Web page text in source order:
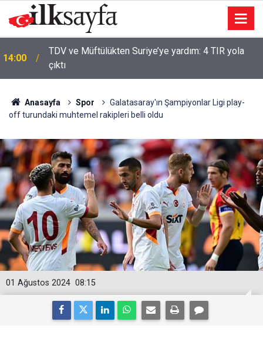
14:00
TDV ve Müftülükten Suriye’ye yardım: 4 TIR yola
çıktı
Anasayfa Spor
Galatasaray'ın Şampiyonlar Ligi play-
off turundaki muhtemel rakipleri belli oldu
08:15
01 Ağustos 2024